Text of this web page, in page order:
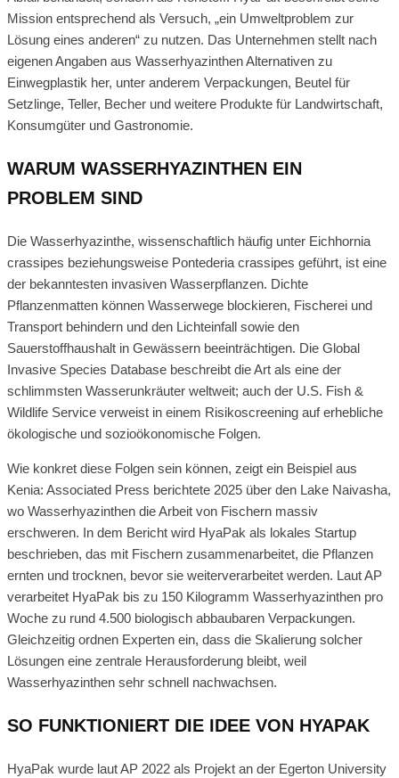
Mission entsprechend als Versuch, „ein Umweltproblem zur
Lösung eines anderen“ zu nutzen. Das Unternehmen stellt nach
eigenen Angaben aus Wasserhyazinthen Alternativen zu
Einwegplastik her, unter anderem Verpackungen, Beutel für
Setzlinge, Teller, Becher und weitere Produkte für Landwirtschaft,
Konsumgüter und Gastronomie.
WARUM WASSERHYAZINTHEN EIN
PROBLEM SIND
Die Wasserhyazinthe, wissenschaftlich häufig unter Eichhornia
crassipes beziehungsweise Pontederia crassipes geführt, ist eine
der bekanntesten invasiven Wasserpflanzen. Dichte
Pflanzenmatten können Wasserwege blockieren, Fischerei und
Transport behindern und den Lichteinfall sowie den
Sauerstoffhaushalt in Gewässern beeinträchtigen. Die Global
Invasive Species Database beschreibt die Art als eine der
schlimmsten Wasserunkräuter weltweit; auch der U.S. Fish &
Wildlife Service verweist in einem Risikoscreening auf erhebliche
ökologische und sozioökonomische Folgen.
Wie konkret diese Folgen sein können, zeigt ein Beispiel aus
Kenia: Associated Press berichtete 2025 über den Lake Naivasha,
wo Wasserhyazinthen die Arbeit von Fischern massiv
erschweren. In dem Bericht wird HyaPak als lokales Startup
beschrieben, das mit Fischern zusammenarbeitet, die Pflanzen
ernten und trocknen, bevor sie weiterverarbeitet werden. Laut AP
verarbeitet HyaPak bis zu 150 Kilogramm Wasserhyazinthen pro
Woche zu rund 4.500 biologisch abbaubaren Verpackungen.
Gleichzeitig ordnen Experten ein, dass die Skalierung solcher
Lösungen eine zentrale Herausforderung bleibt, weil
Wasserhyazinthen sehr schnell nachwachsen.
SO FUNKTIONIERT DIE IDEE VON HYAPAK
HyaPak wurde laut AP 2022 als Projekt an der Egerton University